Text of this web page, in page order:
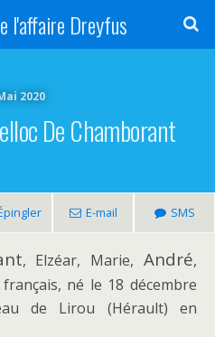
l'affaire Dreyfus
2020
De Chamborant
E-mail SMS
, Elzéar, Marie,André,
né le 18 décembre
de Lirou (Hérault) en